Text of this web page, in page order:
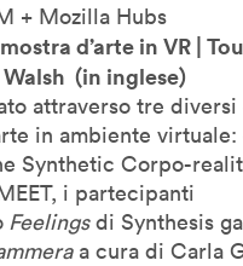
+ Mozilla Hubs
d’arte in VR |
(in inglese)
attraverso tre diversi
in ambiente
Synthetic Corpo-
i partecipanti
Feelingsdi Synthesis
a cura di Carla